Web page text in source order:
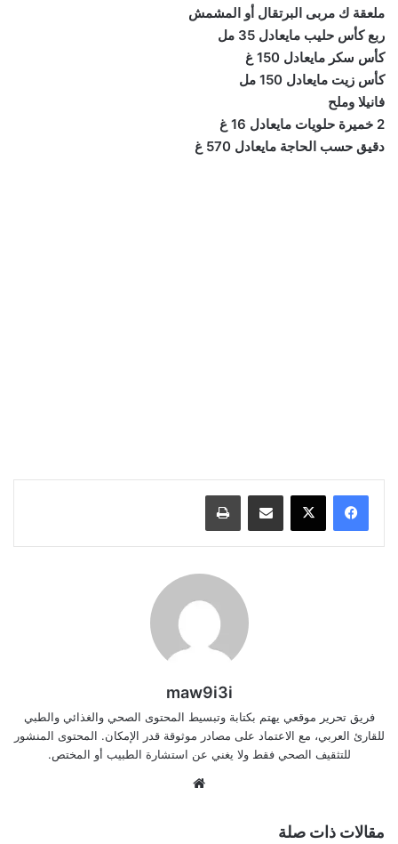
ملعقة ك مربى البرتقال أو المشمش
ربع كأس حليب مايعادل 35 مل
كأس سكر مايعادل 150 غ
كأس زيت مايعادل 150 مل
فانيلا وملح
2 خميرة حلويات مايعادل 16 غ
دقيق حسب الحاجة مايعادل 570 غ
مشاركة عبر البريد طباعة
maw9i3i
فريق تحرير موقعي يهتم بكتابة وتبسيط المحتوى الصحي والغذائي والطبي
للقارئ العربي، مع الاعتماد على مصادر موثوقة قدر الإمكان. المحتوى المنشور
للتثقيف الصحي فقط ولا يغني عن استشارة الطبيب أو المختص.
مقالات ذات صلة